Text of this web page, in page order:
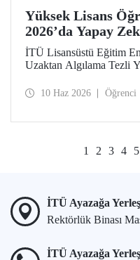
Yüksek Lisans
2026’da Yapay
Bildiri Ödülü
İTÜ Lisansüstü Eğitim
Uzaktan Algılama Tezli
Bilimleri ve
10 Haz 2026 Öğrenci
1 2 3 4 5
İTÜ Ayazağa
Rektörlük Binası
İTÜ Ayazağa